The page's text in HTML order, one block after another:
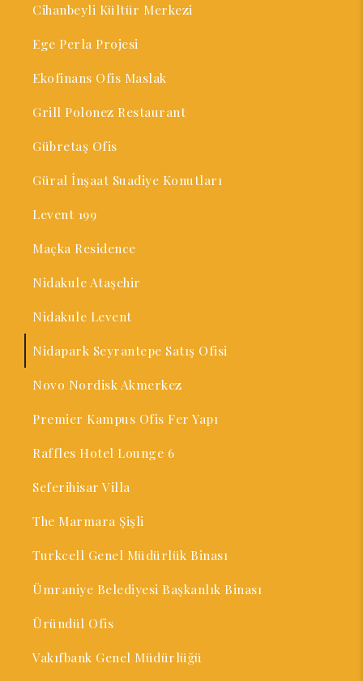
Cihanbeyli Kültür Merkezi
Ege Perla Projesi
Ekofinans Ofis Maslak
Grill Polonez Restaurant
Gübretaş Ofis
Güral İnşaat Suadiye Konutları
Levent 199
Maçka Residence
Nidakule Ataşehir
Nidakule Levent
Nidapark Seyrantepe Satış Ofisi
Novo Nordisk Akmerkez
Premier Kampus Ofis Fer Yapı
Raffles Hotel Lounge 6
Seferihisar Villa
The Marmara Şişli
Turkcell Genel Müdürlük Binası
Ümraniye Belediyesi Başkanlık Binası
Üründül Ofis
Vakıfbank Genel Müdürlüğü